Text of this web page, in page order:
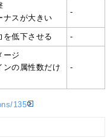
ナスが大きい
-
を低下させる -
ージ
ンの属性数だけ
-
135